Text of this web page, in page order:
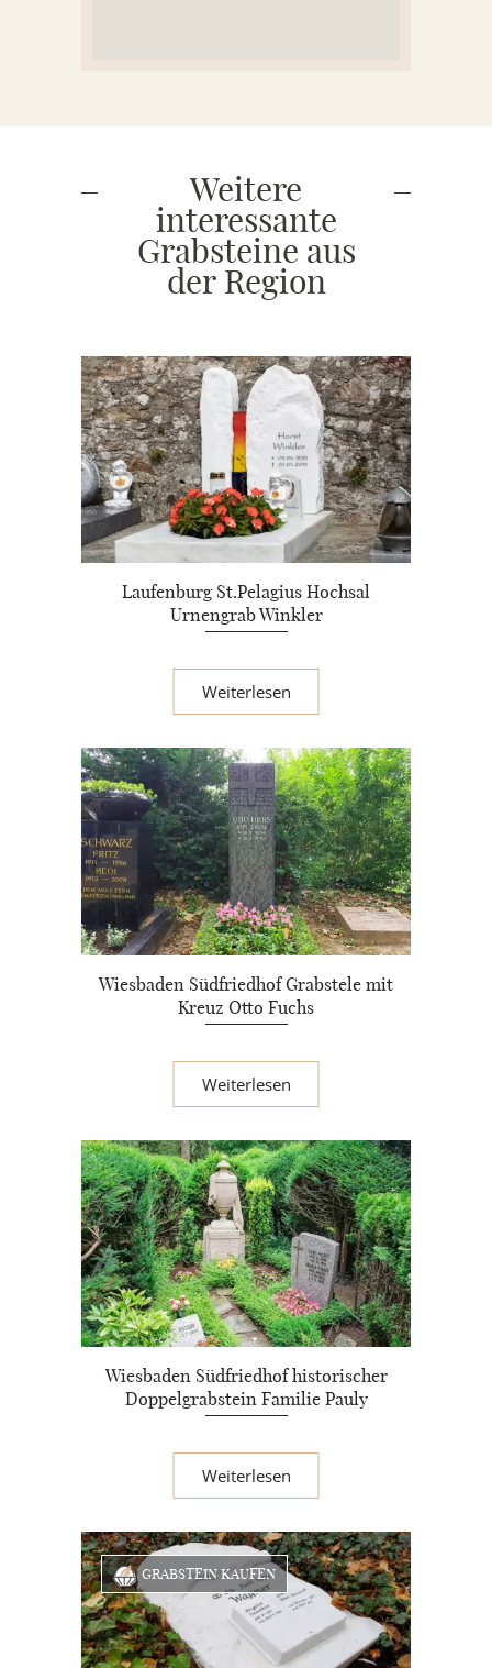
Weitere
interessante
Grabsteine aus
der Region
Laufenburg St.Pelagius Hochsal
Urnengrab Winkler
Weiterlesen
Wiesbaden Südfriedhof Grabstele mit
Kreuz Otto Fuchs
Weiterlesen
Wiesbaden Südfriedhof historischer
Doppelgrabstein Familie Pauly
Weiterlesen
GRABSTEIN KAUFEN